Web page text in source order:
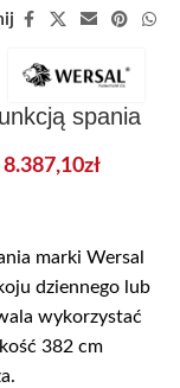
spania
8.387,10zł
marki Wersal
dziennego lub
wykorzystać
382 cm